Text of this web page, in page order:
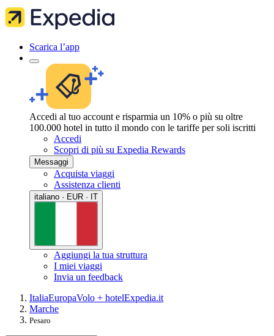
Scarica l’app
Accedi al tuo account e risparmia un 10% o più su oltre
100.000 hotel in tutto il mondo con le tariffe per soli iscritti
Accedi
Scopri di più su Expedia Rewards
Messaggi
Acquista viaggi
Assistenza clienti
italiano · EUR · IT
Aggiungi la tua struttura
I miei viaggi
Invia un feedback
ItaliaEuropaVolo + hotelExpedia.it
Marche
Pesaro